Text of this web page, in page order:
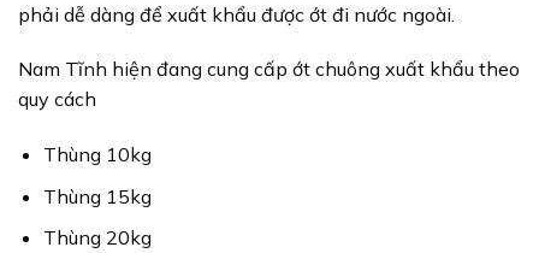
phải dễ dàng để xuất khẩu được ớt đi nước ngoài.
Nam Tĩnh hiện đang cung cấp ớt chuông xuất khẩu theo
quy cách
Thùng 10kg
Thùng 15kg
Thùng 20kg